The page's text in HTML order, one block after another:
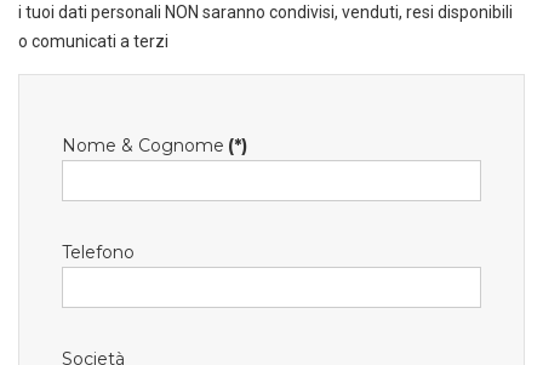
i tuoi dati personali NON saranno condivisi, venduti, resi disponibili
o comunicati a terzi
Nome & Cognome (*)
Telefono
Società